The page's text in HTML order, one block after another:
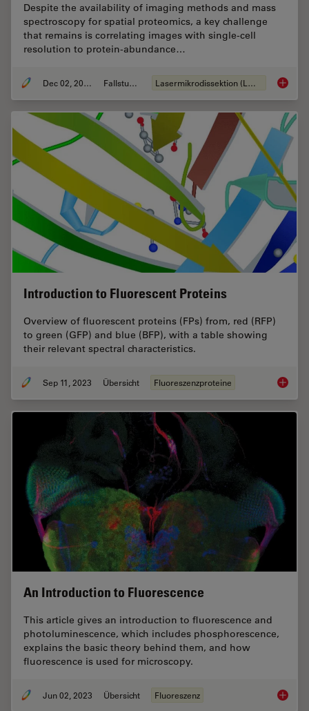
Despite the availability of imaging methods and mass
spectroscopy for spatial proteomics, a key challenge
that remains is correlating images with single-cell
resolution to protein-abundance…
Dec 02, 2024 Fallstudie Lasermikrodissektion (LMD) Deep
Introduction to Fluorescent Proteins
Overview of fluorescent proteins (FPs) from, red (RFP)
to green (GFP) and blue (BFP), with a table showing
their relevant spectral characteristics.
Sep 11, 2023 Übersicht Fluoreszenzproteine
An Introduction to Fluorescence
This article gives an introduction to fluorescence and
photoluminescence, which includes phosphorescence,
explains the basic theory behind them, and how
fluorescence is used for microscopy.
Jun 02, 2023 Übersicht Fluoreszenz An